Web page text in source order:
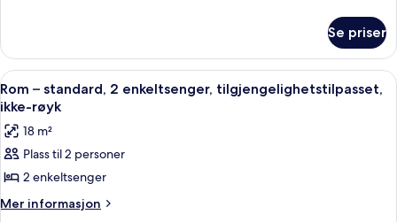
dobbeltseng,
ikke-
røyk
–
standard,
1
dobbeltseng,
røyk
Se priser
Åpne
alle
bildene
av
Rom
–
standard,
Rom – standard, 2 enkeltsenger,
4
Rom – standard, 2 enkeltsenger, tilgjengelighetstilpasset,
ikke-røyk
18 m²
Plass til 2 personer
2 enkeltsenger
Mer informasjon
Mer